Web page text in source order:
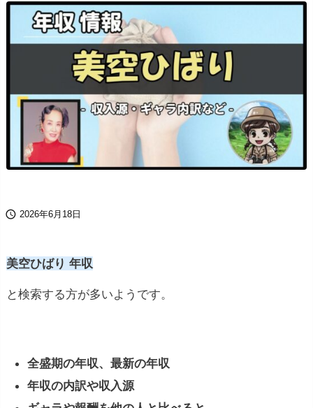
 2026年6月18日
美空ひばり 年収
と検索する方が多いようです。
全盛期の年収、最新の年収
年収の内訳や収入源